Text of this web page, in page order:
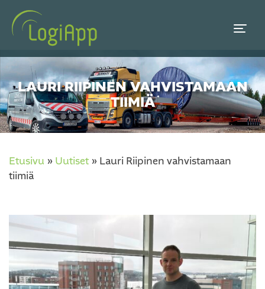
LAURI RIIPINEN VAHVISTAMAAN
TIIMIÄ
Etusivu » Uutiset » Lauri Riipinen vahvistamaan
tiimiä